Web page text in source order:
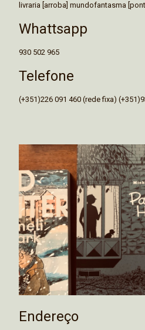
livraria [arroba] mundofantasma
Whattsapp
930 502 965
Telefone
(+351)226 091 460 (rede fixa)
Endereço